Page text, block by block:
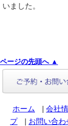
いました。
ページの先頭へ ▲
ホーム | 会社
プ
| お問い合わ